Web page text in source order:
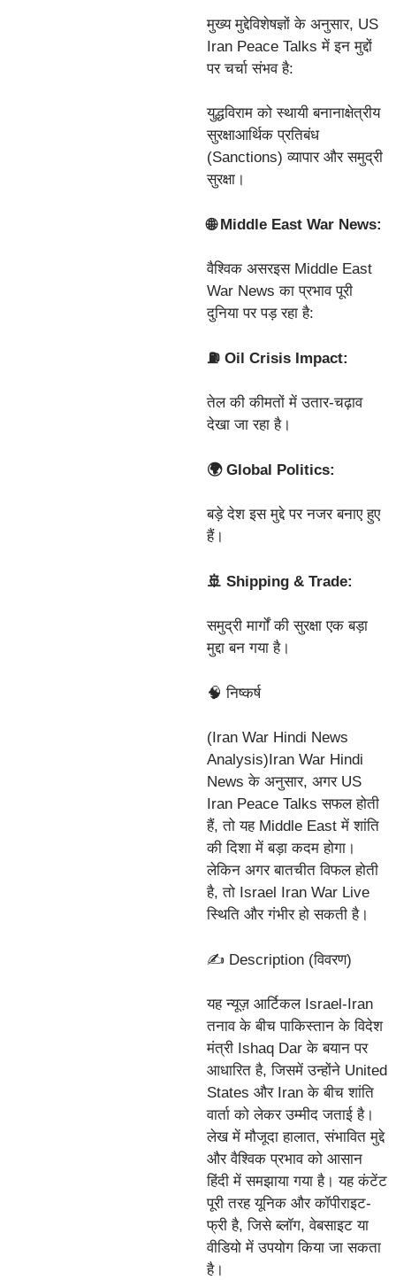
मुख्य मुद्देविशेषज्ञों के अनुसार, US
Iran Peace Talks में इन मुद्दों
पर चर्चा संभव है:
युद्धविराम को स्थायी बनानाक्षेत्रीय
सुरक्षाआर्थिक प्रतिबंध
(Sanctions) व्यापार और समुद्री
सुरक्षा।
🌐 Middle East War News:
वैश्विक असरइस Middle East
War News का प्रभाव पूरी
दुनिया पर पड़ रहा है:
⛽ Oil Crisis Impact:
तेल की कीमतों में उतार-चढ़ाव
देखा जा रहा है।
🌍 Global Politics:
बड़े देश इस मुद्दे पर नजर बनाए हुए
हैं।
🚢 Shipping & Trade:
समुद्री मार्गों की सुरक्षा एक बड़ा
मुद्दा बन गया है।
🧠 निष्कर्ष
(Iran War Hindi News
Analysis)Iran War Hindi
News के अनुसार, अगर US
Iran Peace Talks सफल होती
हैं, तो यह Middle East में शांति
की दिशा में बड़ा कदम होगा।
लेकिन अगर बातचीत विफल होती
है, तो Israel Iran War Live
स्थिति और गंभीर हो सकती है।
✍️ Description (विवरण)
यह न्यूज़ आर्टिकल Israel-Iran
तनाव के बीच पाकिस्तान के विदेश
मंत्री Ishaq Dar के बयान पर
आधारित है, जिसमें उन्होंने United
States और Iran के बीच शांति
वार्ता को लेकर उम्मीद जताई है।
लेख में मौजूदा हालात, संभावित मुद्दे
और वैश्विक प्रभाव को आसान
हिंदी में समझाया गया है। यह कंटेंट
पूरी तरह यूनिक और कॉपीराइट-
फ्री है, जिसे ब्लॉग, वेबसाइट या
वीडियो में उपयोग किया जा सकता
है।